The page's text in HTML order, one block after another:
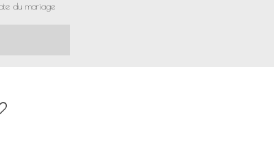
du mariage